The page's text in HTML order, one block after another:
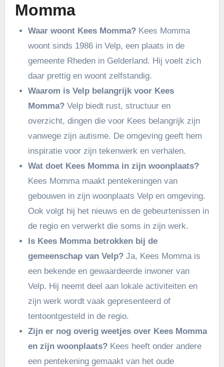
Momma
Waar woont Kees Momma?Kees Momma
woont sinds 1986 in Velp, een plaats in de
gemeente Rheden in Gelderland. Hij voelt zich
daar prettig en woont zelfstandig.
Waarom is Velp belangrijk voor Kees
Momma?Velp biedt rust, structuur en
overzicht, dingen die voor Kees belangrijk zijn
vanwege zijn autisme. De omgeving geeft hem
inspiratie voor zijn tekenwerk en verhalen.
Wat doet Kees Momma in zijn woonplaats?
Kees Momma maakt pentekeningen van
gebouwen in zijn woonplaats Velp en omgeving.
Ook volgt hij het nieuws en de gebeurtenissen in
de regio en verwerkt die soms in zijn werk.
Is Kees Momma betrokken bij de
gemeenschap van Velp?Ja, Kees Momma is
een bekende en gewaardeerde inwoner van
Velp. Hij neemt deel aan lokale activiteiten en
zijn werk wordt vaak gepresenteerd of
tentoontgesteld in de regio.
Zijn er nog overig weetjes over Kees Momma
en zijn woonplaats?Kees heeft onder andere
een pentekening gemaakt van het oude